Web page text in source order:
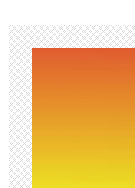
ゲ
ー
シ
ョ
ン